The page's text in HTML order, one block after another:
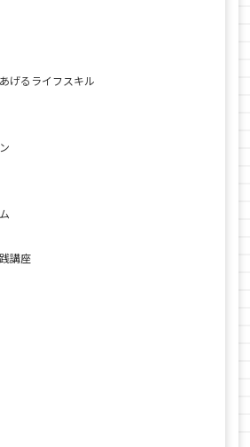
げるライフスキル
講座